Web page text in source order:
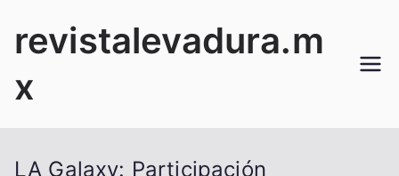
revistalevadura.m
x
LA Galaxy: Participación